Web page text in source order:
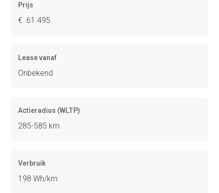
Prijs
€ 61.495
Lease vanaf
Onbekend
Actieradius (WLTP)
285-585 km
Verbruik
198 Wh/km